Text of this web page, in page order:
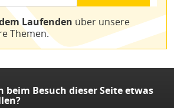
Laufenden über unsere
Themen.
beim Besuch dieser Seite etwas